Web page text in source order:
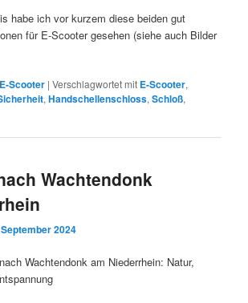
habe ich vor kurzem diese beiden gut
für E-Scooter gesehen (siehe auch Bilder
E-Scooter |Verschlagwortet mit E-Scooter,
,Handschellenschloss,Schloß,
Wachtendonk
2024
Wachtendonk am Niederrhein: Natur,